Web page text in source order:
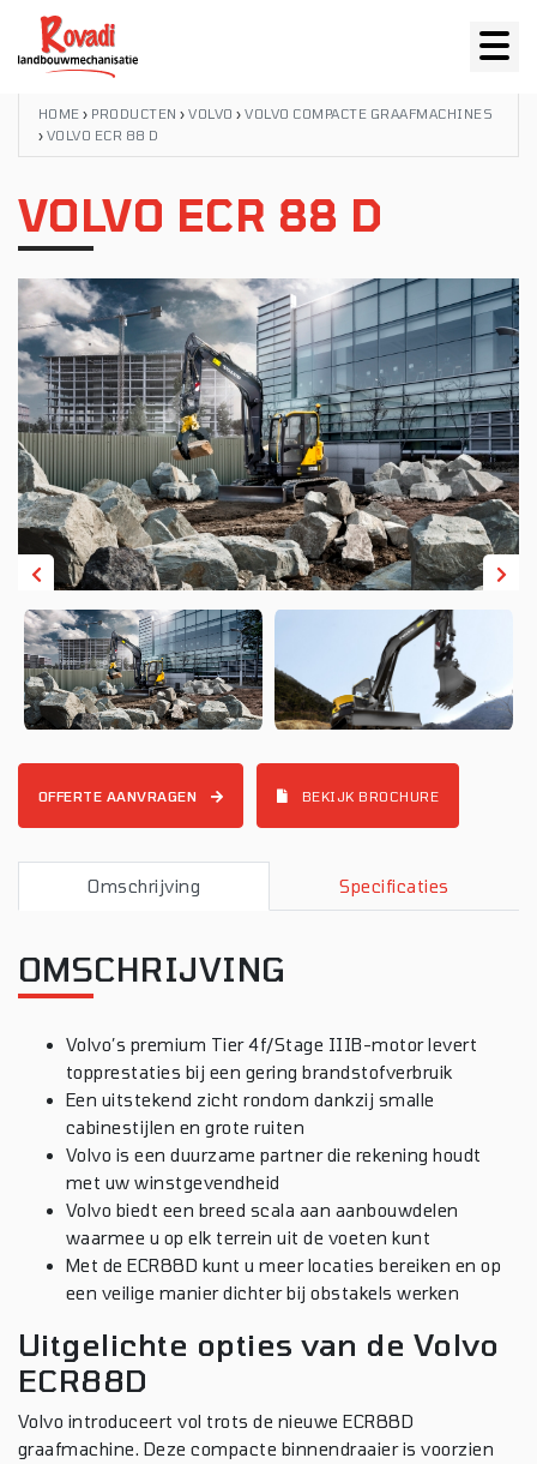
HOME › PRODUCTEN ›VOLVO ›VOLVO COMPACTE GRAAFMACHINES
› VOLVO ECR 88 D
VOLVO ECR 88 D
OFFERTE AANVRAGEN BEKIJK BROCHURE
Omschrijving Specificaties
OMSCHRIJVING
Volvo’s premium Tier 4f/Stage IIIB-motor levert
topprestaties bij een gering brandstofverbruik
Een uitstekend zicht rondom dankzij smalle
cabinestijlen en grote ruiten
Volvo is een duurzame partner die rekening houdt
met uw winstgevendheid
Volvo biedt een breed scala aan aanbouwdelen
waarmee u op elk terrein uit de voeten kunt
Met de ECR88D kunt u meer locaties bereiken en op
een veilige manier dichter bij obstakels werken
Uitgelichte opties van de Volvo
ECR88D
Volvo introduceert vol trots de nieuwe ECR88D
graafmachine. Deze compacte binnendraaier is voorzien